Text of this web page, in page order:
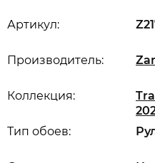
Артикул:
Производитель:
Коллекция:
Тип обоев: